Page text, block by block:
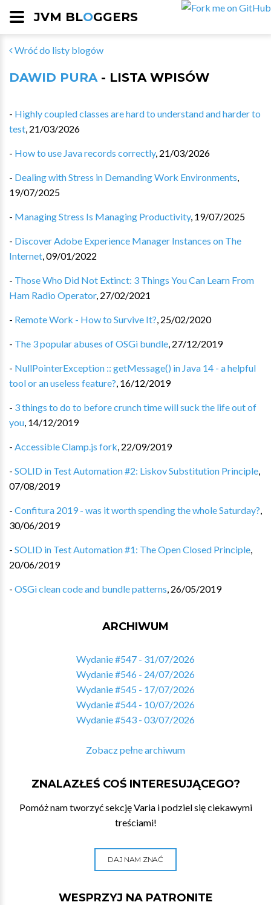
JVM BLOGGERS
Wróć do listy blogów
DAWID PURA- LISTA WPISÓW
- Highly coupled classes are hard to understand and harder to
test, 21/03/2026
- How to use Java records correctly, 21/03/2026
- Dealing with Stress in Demanding Work Environments,
19/07/2025
- Managing Stress Is Managing Productivity, 19/07/2025
- Discover Adobe Experience Manager Instances on The
Internet,09/01/2022
- Those Who Did Not Extinct: 3 Things You Can Learn From
Ham Radio Operator, 27/02/2021
- Remote Work - How to Survive It?, 25/02/2020
- The 3 popular abuses of OSGi bundle, 27/12/2019
- NullPointerException :: getMessage() in Java 14 - a helpful
tool or an useless feature?, 16/12/2019
- 3 things to do to before crunch time will suck the life out of
you, 14/12/2019
- Accessible Clamp.js fork, 22/09/2019
- SOLID in Test Automation #2: Liskov Substitution Principle,
07/08/2019
- Confitura 2019 - was it worth spending the whole Saturday?,
30/06/2019
- SOLID in Test Automation #1: The Open Closed Principle,
20/06/2019
- OSGi clean code and bundle patterns, 26/05/2019
ARCHIWUM
Wydanie #547 - 31/07/2026
Wydanie #546 - 24/07/2026
Wydanie #545 - 17/07/2026
Wydanie #544 - 10/07/2026
Wydanie #543 - 03/07/2026
Zobacz pełne archiwum
ZNALAZŁEŚ COŚ INTERESUJĄCEGO?
Pomóż nam tworzyć sekcję Varia i podziel się ciekawymi
treściami!
DAJ NAM ZNAĆ
WESPRZYJ NA PATRONITE